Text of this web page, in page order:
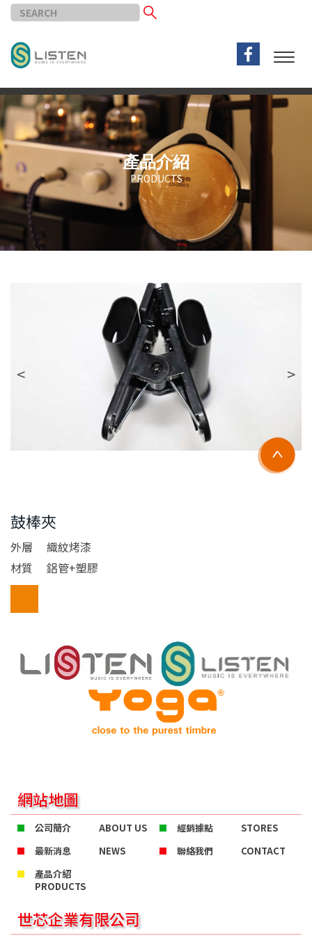
產品介紹
PRODUCTS
鼓棒夾
外層
織紋烤漆
材質
鋁管+塑膠
網站地圖
公司簡介 ABOUT US 經銷據點
STORES
最新消息
NEWS 聯絡我們
CONTACT
產品介紹
PRODUCTS
世芯企業有限公司